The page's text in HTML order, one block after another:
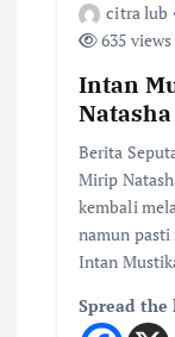
citra lub
635 views
Intan
Berita
Mirip
kembali
namun
Intan
Spread the